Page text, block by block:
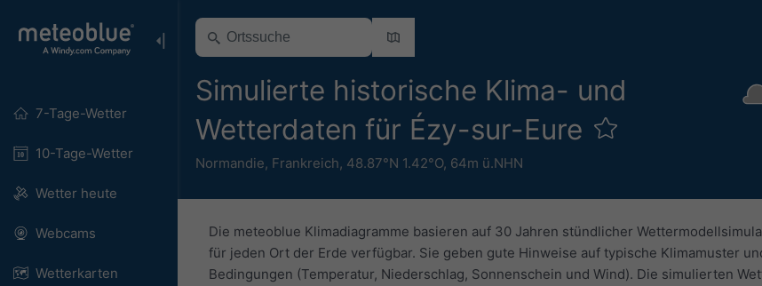
7-Tage-Wetter
10-Tage-Wetter
Wetter heute
Webcams
Wetterkarten
Simulierte historische Klima- und
Wetterdaten für Ézy-sur-Eure
Normandie, Frankreich, 48.87°N 1.42°O, 64m ü.NHN
Die meteoblue Klimadiagramme basieren auf 30 Jahren stündlicher
für jeden Ort der Erde verfügbar. Sie geben gute Hinweise auf typische Klimamuster
Bedingungen (Temperatur, Niederschlag, Sonnenschein und Wind). Die simulierten